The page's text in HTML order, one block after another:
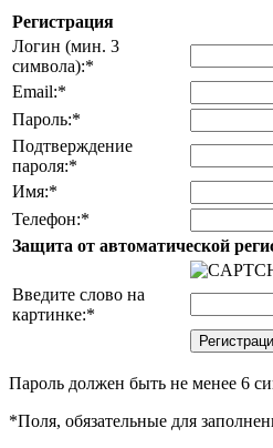
Регистрация
Логин (мин. 3
символа):*
Email:*
Пароль:*
Подтверждение
пароля:*
Имя:*
Телефон:*
Защита от автоматической
Введите слово на
картинке:*
Пароль должен быть не менее 6
*Поля, обязательные для